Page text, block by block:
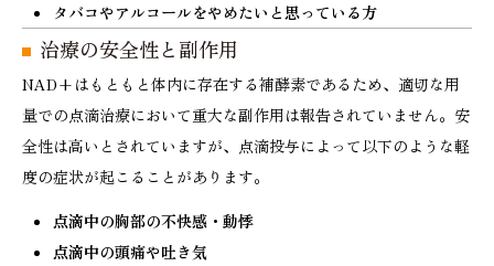
タバコやアルコールをやめたいと思っている方
治療の安全性と副作用
NAD+はもともと体内に存在する補酵素であるため、適切な用
量での点滴治療において重大な副作用は報告されていません。安
全性は高いとされていますが、点滴投与によって以下のような軽
度の症状が起こることがあります。
点滴中の胸部の不快感・動悸
点滴中の頭痛や吐き気